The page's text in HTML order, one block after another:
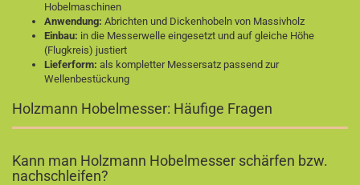
Hobelmaschinen
Anwendung: Abrichten und Dickenhobeln von Massivholz
Einbau: in die Messerwelle eingesetzt und auf gleiche Höhe
(Flugkreis) justiert
Lieferform: als kompletter Messersatz passend zur
Wellenbestückung
Holzmann Hobelmesser: Häufige Fragen
Kann man Holzmann Hobelmesser schärfen bzw.
nachschleifen?